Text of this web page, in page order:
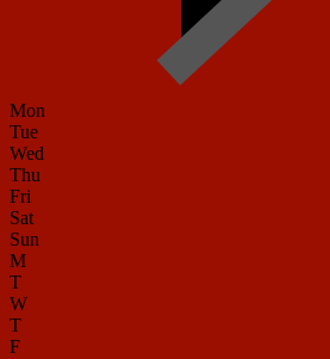
Mon
Tue
Wed
Thu
Fri
Sat
Sun
M
T
W
T
F